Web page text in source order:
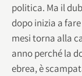
politica. Ma il
dopo inizia a
mesi torna alla
anno perché la
ebrea, è